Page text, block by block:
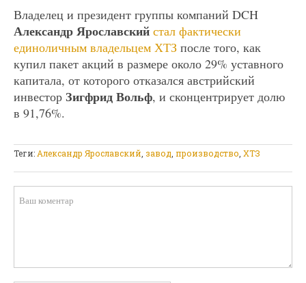
Владелец и президент группы компаний DCH
Александр Ярославский стал фактически
единоличным владельцем ХТЗ после того, как
купил пакет акций в размере около 29% уставного
капитала, от которого отказался австрийский
инвестор Зигфрид Вольф, и сконцентрирует долю
в 91,76%.
Теги: Александр Ярославский завод производство ХТЗ